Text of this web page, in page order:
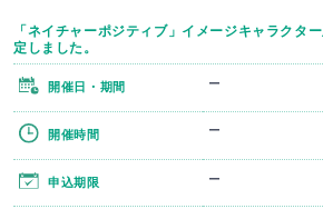
「ネイチャーポジティブ」イメージキャラクタ
定しました。
開催日・期間 ー
開催時間 ー
申込期限 ー